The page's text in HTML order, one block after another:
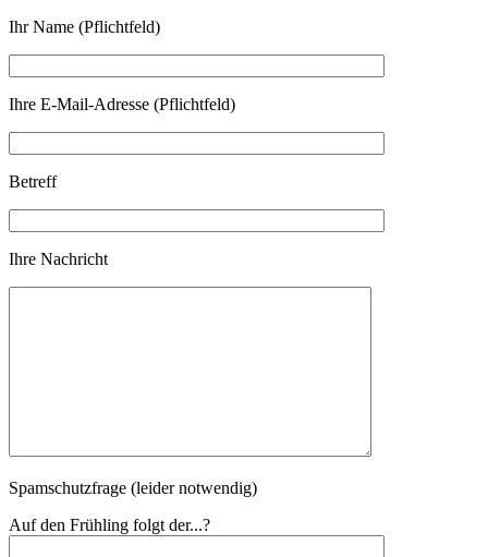
Ihr Name (Pflichtfeld)
Ihre E-Mail-Adresse (Pflichtfeld)
Betreff
Ihre Nachricht
Spamschutzfrage (leider notwendig)
Auf den Frühling folgt der...?